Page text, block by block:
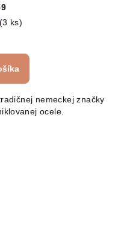
(3 ks)
nemeckej značky
ocele.